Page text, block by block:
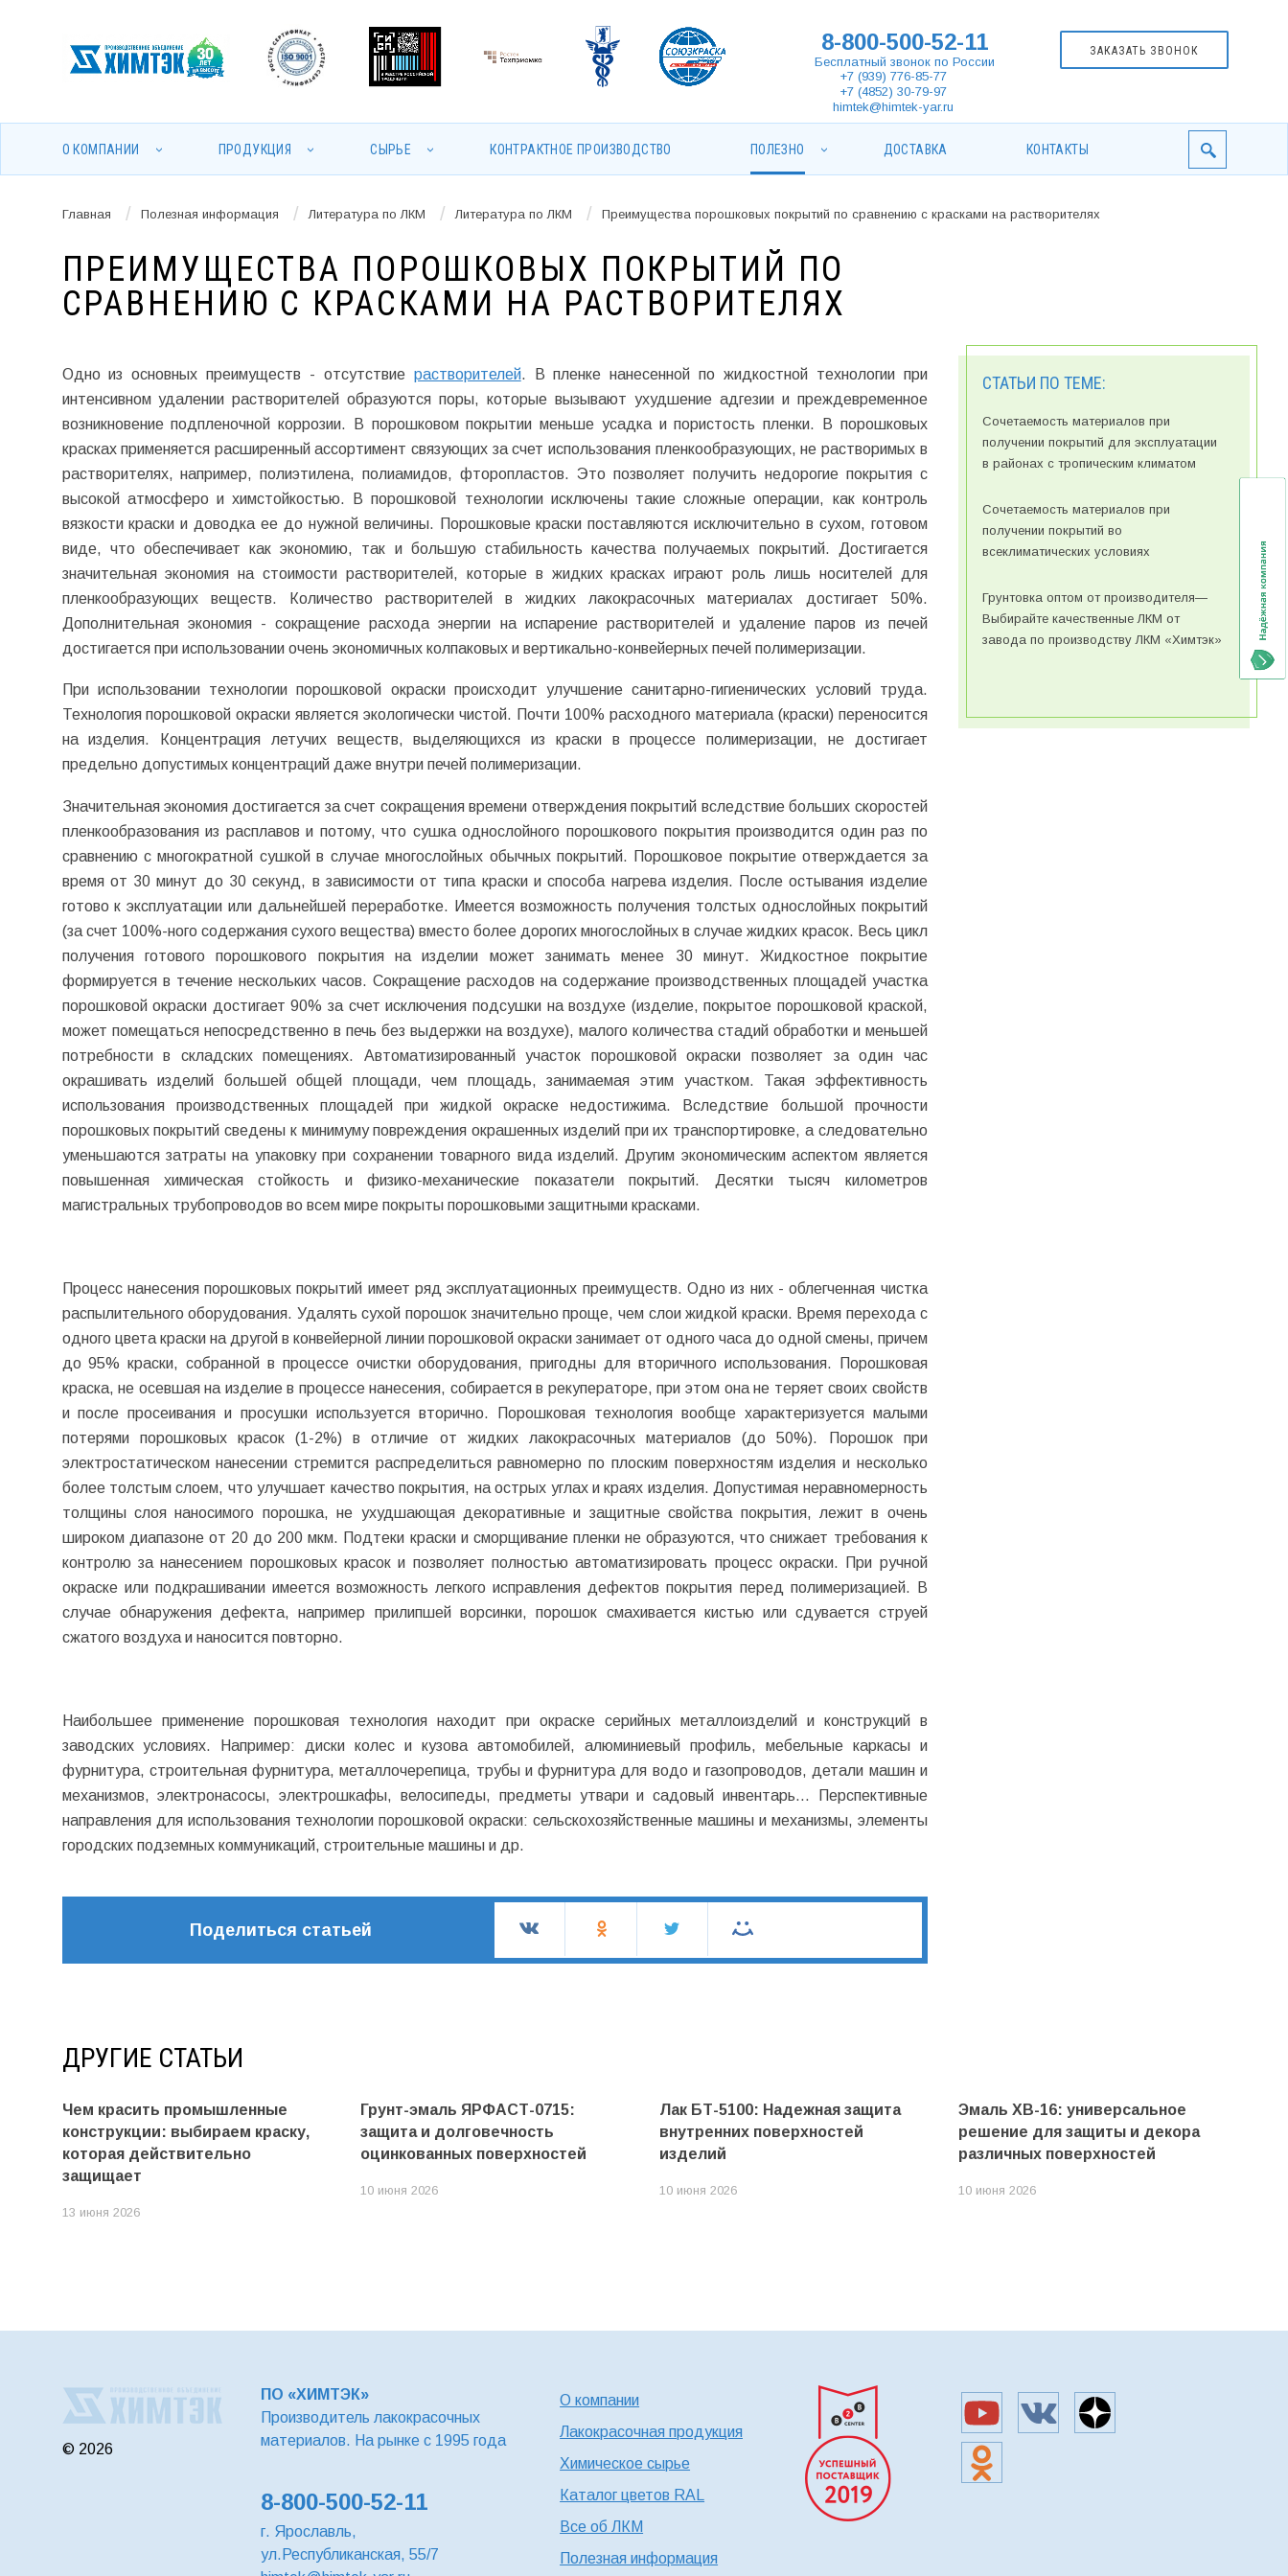
8-800-500-52-11
Бесплатный звонок по России
+7 (939) 776-85-77
+7 (4852) 30-79-97
himtek@himtek-yar.ru
ЗАКАЗАТЬ ЗВОНОК
О КОМПАНИИ ПРОДУКЦИЯ СЫРЬЕ КОНТРАКТНОЕ ПРОИЗВОДСТВО ПОЛЕЗНО ДОСТАВКА КОНТАКТЫ
Главная / Полезная информация / Литература по ЛКМ / Литература по ЛКМ / Преимущества порошковых покрытий по сравнению с красками на растворителях
ПРЕИМУЩЕСТВА ПОРОШКОВЫХ ПОКРЫТИЙ ПО
СРАВНЕНИЮ С КРАСКАМИ НА РАСТВОРИТЕЛЯХ
Одно из основных преимуществ - отсутствие растворителей. В пленке нанесенной по жидкостной технологии при
интенсивном удалении растворителей образуются поры, которые вызывают ухудшение адгезии и преждевременное
возникновение подпленочной коррозии. В порошковом покрытии меньше усадка и пористость пленки. В порошковых
красках применяется расширенный ассортимент связующих за счет использования пленкообразующих, не растворимых в
растворителях, например, полиэтилена, полиамидов, фторопластов. Это позволяет получить недорогие покрытия с
высокой атмосферо и химстойкостью. В порошковой технологии исключены такие сложные операции, как контроль
вязкости краски и доводка ее до нужной величины. Порошковые краски поставляются исключительно в сухом, готовом
виде, что обеспечивает как экономию, так и большую стабильность качества получаемых покрытий. Достигается
значительная экономия на стоимости растворителей, которые в жидких красках играют роль лишь носителей для
пленкообразующих веществ. Количество растворителей в жидких лакокрасочных материалах достигает 50%.
Дополнительная экономия - сокращение расхода энергии на испарение растворителей и удаление паров из печей
достигается при использовании очень экономичных колпаковых и вертикально-конвейерных печей полимеризации.
При использовании технологии порошковой окраски происходит улучшение санитарно-гигиенических условий труда.
Технология порошковой окраски является экологически чистой. Почти 100% расходного материала (краски) переносится
на изделия. Концентрация летучих веществ, выделяющихся из краски в процессе полимеризации, не достигает
предельно допустимых концентраций даже внутри печей полимеризации.
Значительная экономия достигается за счет сокращения времени отверждения покрытий вследствие больших скоростей
пленкообразования из расплавов и потому, что сушка однослойного порошкового покрытия производится один раз по
сравнению с многократной сушкой в случае многослойных обычных покрытий. Порошковое покрытие отверждается за
время от 30 минут до 30 секунд, в зависимости от типа краски и способа нагрева изделия. После остывания изделие
готово к эксплуатации или дальнейшей переработке. Имеется возможность получения толстых однослойных покрытий
(за счет 100%-ного содержания сухого вещества) вместо более дорогих многослойных в случае жидких красок. Весь цикл
получения готового порошкового покрытия на изделии может занимать менее 30 минут. Жидкостное покрытие
формируется в течение нескольких часов. Сокращение расходов на содержание производственных площадей участка
порошковой окраски достигает 90% за счет исключения подсушки на воздухе (изделие, покрытое порошковой краской,
может помещаться непосредственно в печь без выдержки на воздухе), малого количества стадий обработки и меньшей
потребности в складских помещениях. Автоматизированный участок порошковой окраски позволяет за один час
окрашивать изделий большей общей площади, чем площадь, занимаемая этим участком. Такая эффективность
использования производственных площадей при жидкой окраске недостижима. Вследствие большой прочности
порошковых покрытий сведены к минимуму повреждения окрашенных изделий при их транспортировке, а следовательно
уменьшаются затраты на упаковку при сохранении товарного вида изделий. Другим экономическим аспектом является
повышенная химическая стойкость и физико-механические показатели покрытий. Десятки тысяч километров
магистральных трубопроводов во всем мире покрыты порошковыми защитными красками.
Процесс нанесения порошковых покрытий имеет ряд эксплуатационных преимуществ. Одно из них - облегченная чистка
распылительного оборудования. Удалять сухой порошок значительно проще, чем слои жидкой краски. Время перехода с
одного цвета краски на другой в конвейерной линии порошковой окраски занимает от одного часа до одной смены, причем
до 95% краски, собранной в процессе очистки оборудования, пригодны для вторичного использования. Порошковая
краска, не осевшая на изделие в процессе нанесения, собирается в рекуператоре, при этом она не теряет своих свойств
и после просеивания и просушки используется вторично. Порошковая технология вообще характеризуется малыми
потерями порошковых красок (1-2%) в отличие от жидких лакокрасочных материалов (до 50%). Порошок при
электростатическом нанесении стремится распределиться равномерно по плоским поверхностям изделия и несколько
более толстым слоем, что улучшает качество покрытия, на острых углах и краях изделия. Допустимая неравномерность
толщины слоя наносимого порошка, не ухудшающая декоративные и защитные свойства покрытия, лежит в очень
широком диапазоне от 20 до 200 мкм. Подтеки краски и сморщивание пленки не образуются, что снижает требования к
контролю за нанесением порошковых красок и позволяет полностью автоматизировать процесс окраски. При ручной
окраске или подкрашивании имеется возможность легкого исправления дефектов покрытия перед полимеризацией. В
случае обнаружения дефекта, например прилипшей ворсинки, порошок смахивается кистью или сдувается струей
сжатого воздуха и наносится повторно.
Наибольшее применение порошковая технология находит при окраске серийных металлоизделий и конструкций в
заводских условиях. Например: диски колес и кузова автомобилей, алюминиевый профиль, мебельные каркасы и
фурнитура, строительная фурнитура, металлочерепица, трубы и фурнитура для водо и газопроводов, детали машин и
механизмов, электронасосы, электрошкафы, велосипеды, предметы утвари и садовый инвентарь… Перспективные
направления для использования технологии порошковой окраски: сельскохозяйственные машины и механизмы, элементы
городских подземных коммуникаций, строительные машины и др.
Поделиться статьей
СТАТЬИ ПО ТЕМЕ:
Сочетаемость материалов при
получении покрытий для эксплуатации
в районах с тропическим климатом
Сочетаемость материалов при
получении покрытий во
всеклиматических условиях
Грунтовка оптом от производителя—
Выбирайте качественные ЛКМ от
завода по производству ЛКМ «Химтэк»
ДРУГИЕ СТАТЬИ
Чем красить промышленные
конструкции: выбираем краску,
которая действительно
защищает
13 июня 2026
Грунт-эмаль ЯРФАСТ-0715:
защита и долговечность
оцинкованных поверхностей
10 июня 2026
Лак БТ-5100: Надежная защита
внутренних поверхностей
изделий
10 июня 2026
Эмаль ХВ-16: универсальное
решение для защиты и декора
различных поверхностей
10 июня 2026
© 2026
ПО «ХИМТЭК»
Производитель лакокрасочных
материалов. На рынке с 1995 года
8-800-500-52-11
г. Ярославль,
ул.Республиканская, 55/7
О компании
Лакокрасочная продукция
Химическое сырье
Каталог цветов RAL
Все об ЛКМ
Полезная информация